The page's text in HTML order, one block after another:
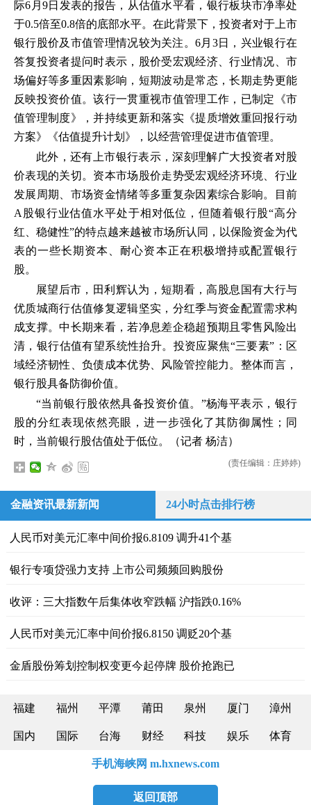
际6月9日发表的报告，从估值水平看，银行板块市净率处
于0.5倍至0.8倍的底部水平。在此背景下，投资者对于上市
银行股价及市值管理情况较为关注。6月3日，兴业银行在
答复投资者提问时表示，股价受宏观经济、行业情况、市
场偏好等多重因素影响，短期波动是常态，长期走势更能
反映投资价值。该行一贯重视市值管理工作，已制定《市
值管理制度》，并持续更新和落实《提质增效重回报行动
方案》《估值提升计划》，以经营管理促进市值管理。
此外，还有上市银行表示，深刻理解广大投资者对股
价表现的关切。资本市场股价走势受宏观经济环境、行业
发展周期、市场资金情绪等多重复杂因素综合影响。目前
A股银行业估值水平处于相对低位，但随着银行股“高分
红、稳健性”的特点越来越被市场所认同，以保险资金为代
表的一些长期资本、耐心资本正在积极增持或配置银行
股。
展望后市，田利辉认为，短期看，高股息国有大行与
优质城商行估值修复逻辑坚实，分红季与资金配置需求构
成支撑。中长期来看，若净息差企稳超预期且零售风险出
清，银行估值有望系统性抬升。投资应聚焦“三要素”：区
域经济韧性、负债成本优势、风险管控能力。整体而言，
银行股具备防御价值。
“当前银行股依然具备投资价值。”杨海平表示，银行
股的分红表现依然亮眼，进一步强化了其防御属性；同
时，当前银行股估值处于低位。（记者 杨洁）
(责任编辑：庄婷婷)
金融资讯最新新闻 24小时点击排行榜
人民币对美元汇率中间价报6.8109 调升41个基
银行专项贷强力支持 上市公司频频回购股份
收评：三大指数午后集体收窄跌幅 沪指跌0.16%
人民币对美元汇率中间价报6.8150 调贬20个基
金盾股份筹划控制权变更今起停牌 股价抢跑已
福建 福州 平潭 莆田 泉州 厦门 漳州
国内 国际 台海 财经 科技 娱乐 体育
手机海峡网 m.hxnews.com
返回顶部